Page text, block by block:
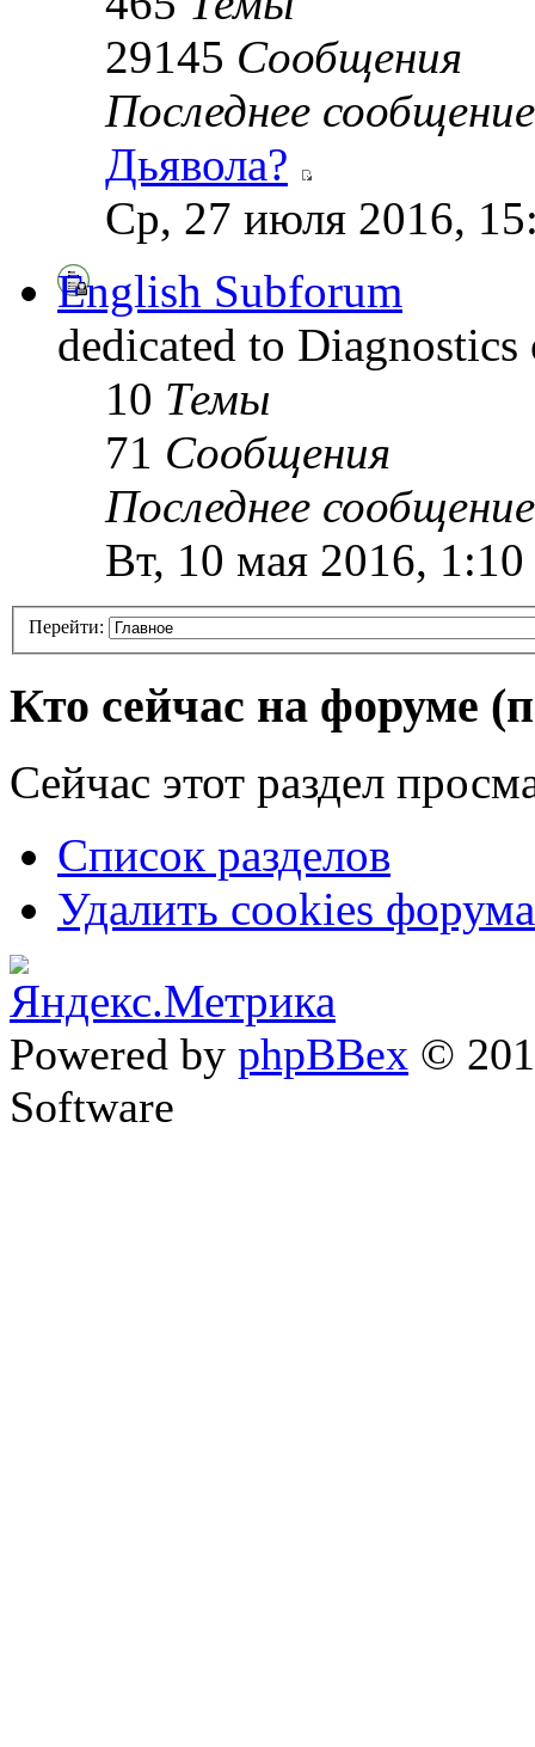
29145 Сообщения
Последнее сообщение
Дьявола?
Ср, 27 июля 2016,
English Subforum
dedicated to
10 Темы
71 Сообщения
Последнее сообщение
Вт, 10 мая 2016, 1:10
Перейти:
Кто сейчас на форуме
Сейчас этот раздел
Список разделов
Удалить cookies форума
Powered by phpBBex ©
Software